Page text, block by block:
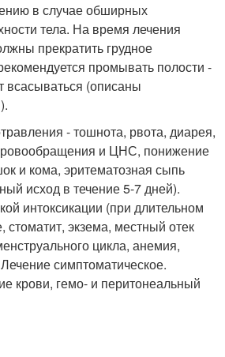
в случае обширных
тела. На время лечения
прекратить грудное
промывать полости -
всасываться (описаны
- тошнота, рвота, диарея,
и ЦНС, понижение
и кома, эритематозная сыпь
исход в течение 5-7 дней).
интоксикации (при длительном
экзема, местный отек
цикла, анемия,
симптоматическое.
крови, гемо- и перитонеальный